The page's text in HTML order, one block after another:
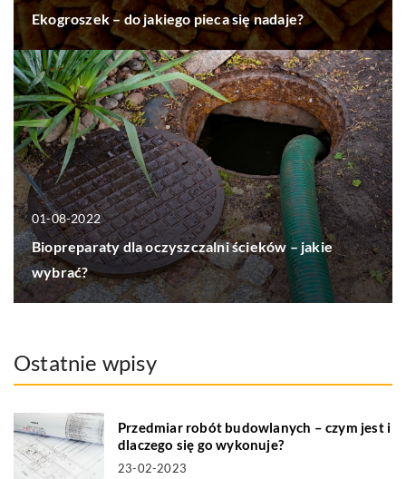
Ekogroszek – do jakiego pieca się nadaje?
01-08-2022
Biopreparaty dla oczyszczalni ścieków – jakie
wybrać?
Ostatnie wpisy
Przedmiar robót budowlanych – czym jest i
dlaczego się go wykonuje?
23-02-2023